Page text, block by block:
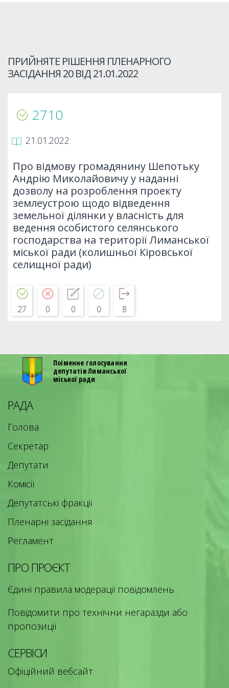
ПРИЙНЯТЕ РІШЕННЯ ПЛЕНАРНОГО
ЗАСІДАННЯ 20 ВІД21.01.2022
2710
21.01.2022
Про відмову громадянину Шепотьку
Андрію Миколайовичу у наданні
дозволу на розроблення проекту
землеустрою щодо відведення
земельної ділянки у власність для
ведення особистого селянського
господарства на території Лиманської
міської ради (колишньої Кіровської
селищної ради)
27 0 0 0 8
Поіменне голосування
депутатів Лиманської
міської ради
РАДА
Голова
Секретар
Депутати
Комісії
Депутатські фракції
Пленарні засідання
Регламент
ПРО ПРОЄКТ
Єдині правила модерації повідомлень
Повідомити про технічни негаразди або
пропозиції
СЕРВІСИ
Офіційний вебсайт